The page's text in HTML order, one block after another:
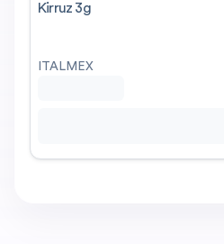
Kirruz 3g
ITALMEX